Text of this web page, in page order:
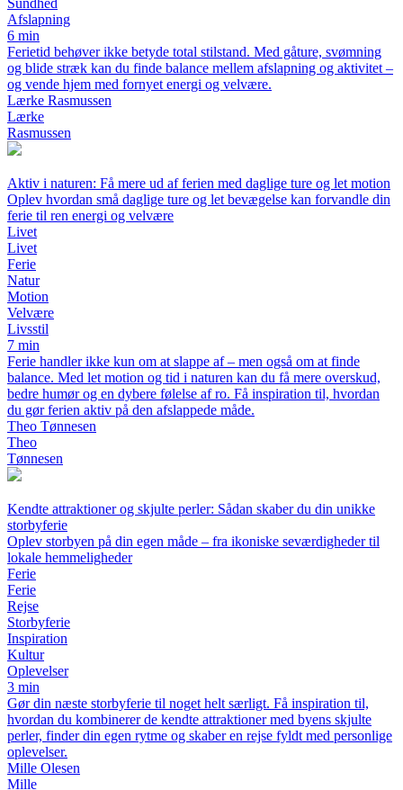
Afslapning
6 min
Ferietid behøver ikke betyde total stilstand. Med gåture, svømning
og blide stræk kan du finde balance mellem afslapning og aktivitet –
og vende hjem med fornyet energi og velvære.
Lærke Rasmussen
Lærke
Rasmussen
Aktiv i naturen: Få mere ud af ferien med daglige ture og let motion
Oplev hvordan små daglige ture og let bevægelse kan forvandle din
ferie til ren energi og velvære
Livet
Livet
Ferie
Natur
Motion
Velvære
Livsstil
7 min
Ferie handler ikke kun om at slappe af – men også om at finde
balance. Med let motion og tid i naturen kan du få mere overskud,
bedre humør og en dybere følelse af ro. Få inspiration til, hvordan
du gør ferien aktiv på den afslappede måde.
Theo Tønnesen
Theo
Tønnesen
Kendte attraktioner og skjulte perler: Sådan skaber du din unikke
storbyferie
Oplev storbyen på din egen måde – fra ikoniske seværdigheder til
lokale hemmeligheder
Ferie
Ferie
Rejse
Storbyferie
Inspiration
Kultur
Oplevelser
3 min
Gør din næste storbyferie til noget helt særligt. Få inspiration til,
hvordan du kombinerer de kendte attraktioner med byens skjulte
perler, finder din egen rytme og skaber en rejse fyldt med personlige
oplevelser.
Mille Olesen
Mille